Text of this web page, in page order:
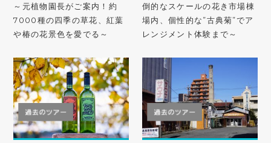
～元植物園長がご案内！約
7000種の四季の草花、紅葉
や椿の花景色を愛でる～
倒的なスケールの花き市場棟
場内、個性的な”古典菊”でア
レンジメント体験まで～